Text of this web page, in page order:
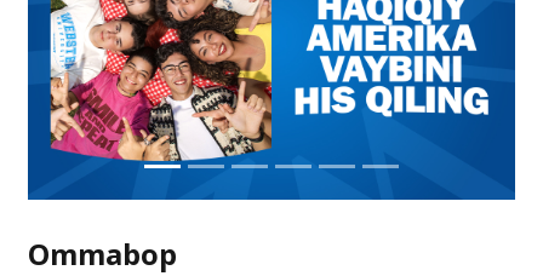
Ommabop